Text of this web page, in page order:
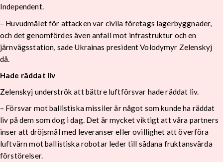
Independent.
– Huvudmålet för attacken var civila företags lagerbyggnader,
och det genomfördes även anfall mot infrastruktur och en
järnvägsstation, sade Ukrainas president Volodymyr Zelenskyj
då.
Hade räddat liv
Zelenskyj underströk att bättre luftförsvar hade räddat liv.
– Försvar mot ballistiska missiler är något som kunde ha räddat
liv på dem som dog i dag. Det är mycket viktigt att våra partners
inser att dröjsmål med leveranser eller ovillighet att överföra
luftvärn mot ballistiska robotar leder till sådana fruktansvärda
förstörelser.